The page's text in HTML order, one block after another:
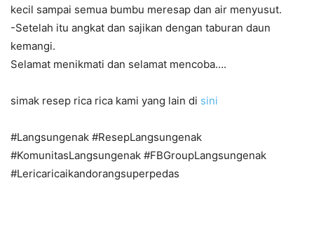
kecil sampai semua bumbu meresap dan air menyusut.
-Setelah itu angkat dan sajikan dengan taburan daun
kemangi.
Selamat menikmati dan selamat mencoba….
simak resep rica rica kami yang lain di sini
#Langsungenak #ResepLangsungenak
#KomunitasLangsungenak #FBGroupLangsungenak
#Lericaricaikandorangsuperpedas